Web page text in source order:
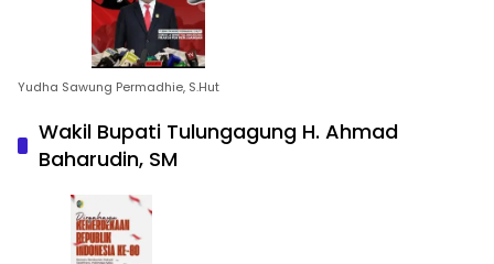
Yudha Sawung Permadhie, S.Hut
Wakil Bupati Tulungagung H. Ahmad
Baharudin, SM